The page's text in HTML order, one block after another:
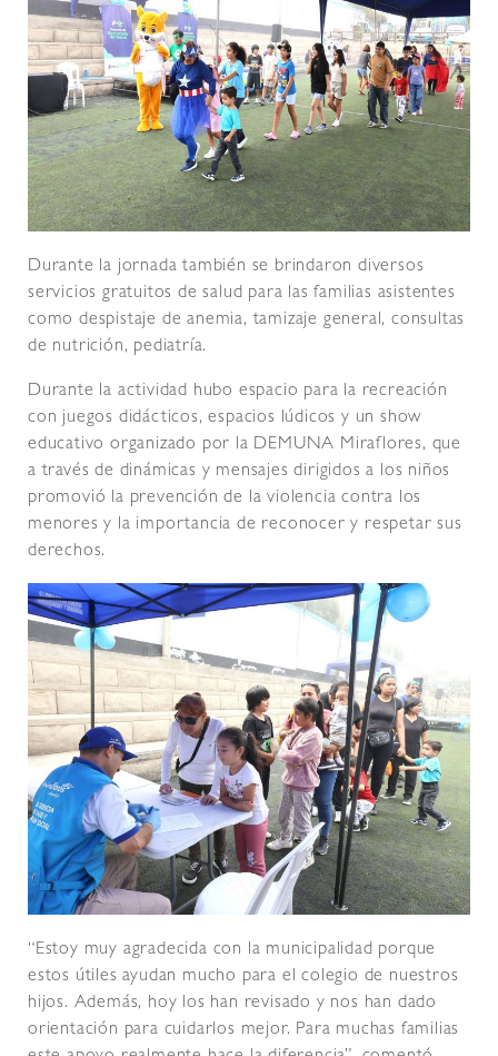
Durante la jornada también se brindaron diversos
servicios gratuitos de salud para las familias asistentes
como despistaje de anemia, tamizaje general, consultas
de nutrición, pediatría.
Durante la actividad hubo espacio para la recreación
con juegos didácticos, espacios lúdicos y un show
educativo organizado por la DEMUNA Miraflores, que
a través de dinámicas y mensajes dirigidos a los niños
promovió la prevención de la violencia contra los
menores y la importancia de reconocer y respetar sus
derechos.
“Estoy muy agradecida con la municipalidad porque
estos útiles ayudan mucho para el colegio de nuestros
hijos. Además, hoy los han revisado y nos han dado
orientación para cuidarlos mejor. Para muchas familias